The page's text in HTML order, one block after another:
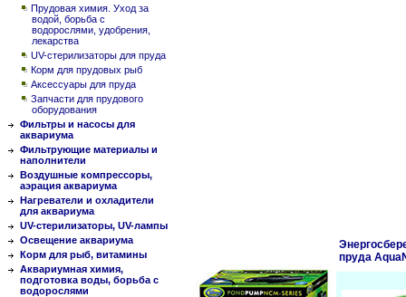
Прудовая химия. Уход за
водой, борьба с
водорослями, удобрения,
лекарства
UV-стерилизаторы для пруда
Корм для прудовых рыб
Аксессуары для пруда
Запчасти для прудового
оборудования
Фильтры и насосы для
аквариума
Фильтрующие материалы и
наполнители
Воздушные компрессоры,
аэрация аквариума
Нагреватели и охладители
для аквариума
UV-стерилизаторы, UV-лампы
Освещение аквариума
Корм для рыб, витамины
Аквариумная химия,
подготовка воды, борьба с
водорослями
пруда